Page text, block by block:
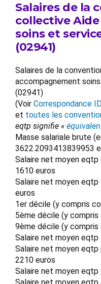
Salaires de la
collective
soins et
(02941)
Salaires de la
accompagnement
(02941)
(Voir Correspondance
et toutes les
eqtp signifie «
Masse salariale brute
3622.2093413839953
Salaire net moyen
1610 euros
Salaire net moyen
euros
1er décile (y compris
5ème décile (y
9ème décile (y
Salaire net moyen eqtp
Salaire net moyen
2210 euros
Salaire net moyen